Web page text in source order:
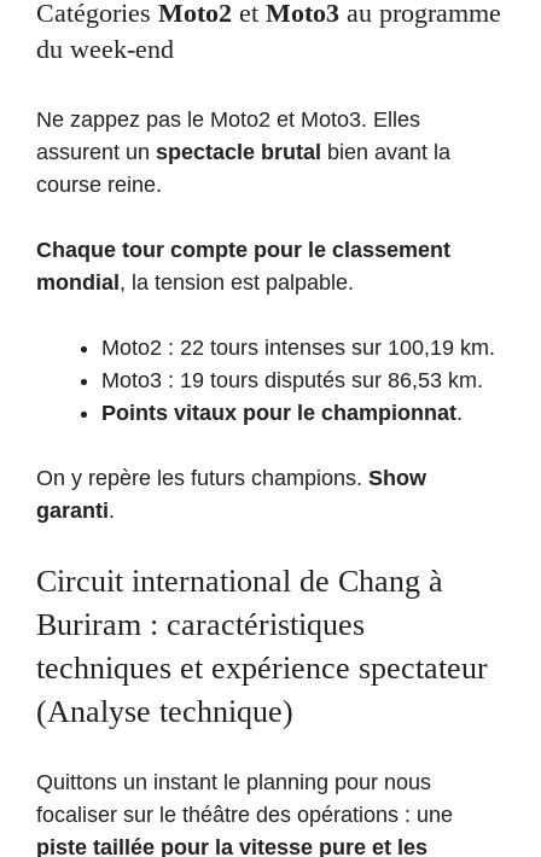
Catégories Moto2 et Moto3 au programme
du week-end
Ne zappez pas le Moto2 et Moto3. Elles
assurent un spectacle brutal bien avant la
course reine.
Chaque tour compte pour le classement
mondial, la tension est palpable.
Moto2 : 22 tours intenses sur 100,19 km.
Moto3 : 19 tours disputés sur 86,53 km.
Points vitaux pour le championnat.
On y repère les futurs champions. Show
garanti.
Circuit international de Chang à
Buriram : caractéristiques
techniques et expérience spectateur
(Analyse technique)
Quittons un instant le planning pour nous
focaliser sur le théâtre des opérations : une
piste taillée pour la vitesse pure et les